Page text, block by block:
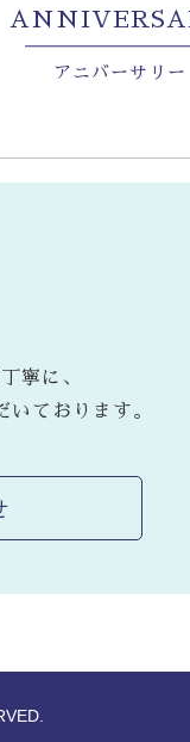
アニバーサリー
寧に、
ております。